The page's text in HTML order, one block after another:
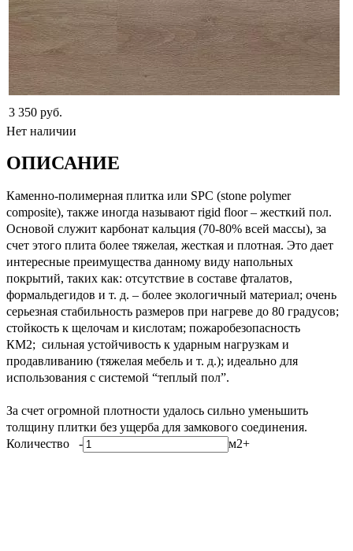
3 350 руб.
Нет наличии
ОПИСАНИЕ
Каменно-полимерная плитка или SPC (stone polymer
composite), также иногда называют rigid floor – жесткий пол.
Основой служит карбонат кальция (70-80% всей массы), за
счет этого плита более тяжелая, жесткая и плотная. Это дает
интересные преимущества данному виду напольных
покрытий, таких как: отсутствие в составе фталатов,
формальдегидов и т. д. – более экологичный материал; очень
серьезная стабильность размеров при нагреве до 80 градусов;
стойкость к щелочам и кислотам; пожаробезопасность
КМ2; сильная устойчивость к ударным нагрузкам и
продавливанию (тяжелая мебель и т. д.); идеально для
использования с системой “теплый пол”.
За счет огромной плотности удалось сильно уменьшить
толщину плитки без ущерба для замкового соединения.
Количество - м2+